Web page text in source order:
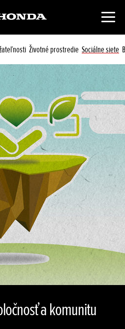
Životné prostredie Sociálne siete
a komunitu